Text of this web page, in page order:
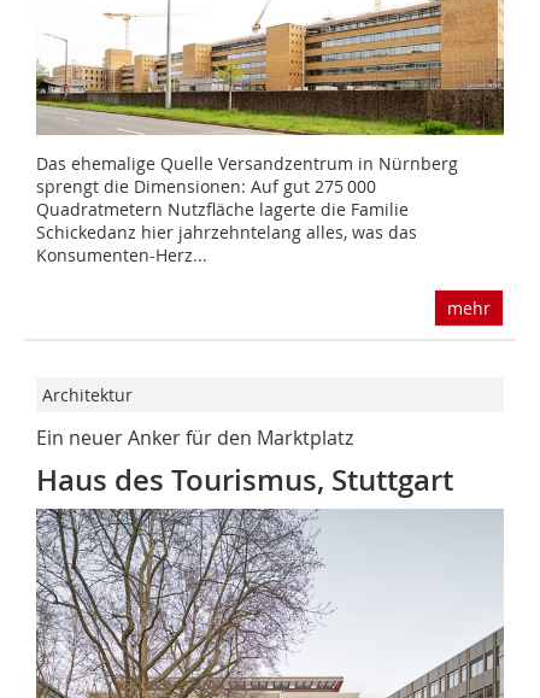
Das ehemalige Quelle Versandzentrum in Nürnberg
sprengt die Dimensionen: Auf gut 275 000
Quadratmetern Nutzfläche lagerte die Familie
Schickedanz hier jahrzehntelang alles, was das
Konsumenten-Herz...
mehr
Architektur
Ein neuer Anker für den Marktplatz
Haus des Tourismus, Stuttgart